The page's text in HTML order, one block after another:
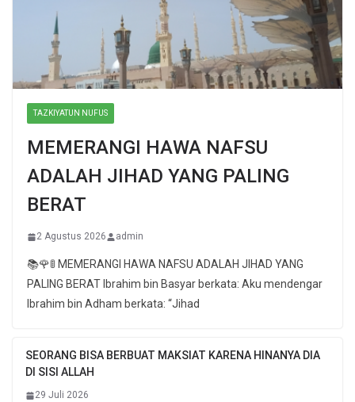
TAZKIYATUN NUFUS
MEMERANGI HAWA NAFSU
ADALAH JIHAD YANG PALING
BERAT
2 Agustus 2026 admin
📚🌹🚦 MEMERANGI HAWA NAFSU ADALAH JIHAD YANG
PALING BERAT Ibrahim bin Basyar berkata: Aku mendengar
Ibrahim bin Adham berkata: “Jihad
SEORANG BISA BERBUAT MAKSIAT KARENA HINANYA DIA
DI SISI ALLAH
29 Juli 2026